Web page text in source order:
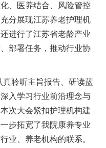
、医养结合、
风险管控
分展现江苏养老护理机
进行了江苏省老龄产业
部署任务，推动行业协
聆听主旨报告、研读蓝
入学习行业前沿理念与
次大会紧扣护理机构建
步拓宽了我院康养专业
业、 养老机构的联系。